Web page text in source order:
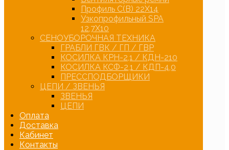
Профиль С(В) 22Х14
Узкопрофильный SPA
12,7Х10
СЕНОУБОРОЧНАЯ ТЕХНИКА
ГРАБЛИ ГВК / ГП / ГВР
КОСИЛКА КРН-2,1 / КДН-210
КОСИЛКА КСФ-2,1 / КДП-4,0
ПРЕССПОДБОРЩИКИ
ЦЕПИ / ЗВЕНЬЯ
ЗВЕНЬЯ
ЦЕПИ
Оплата
Доставка
Кабинет
Контакты